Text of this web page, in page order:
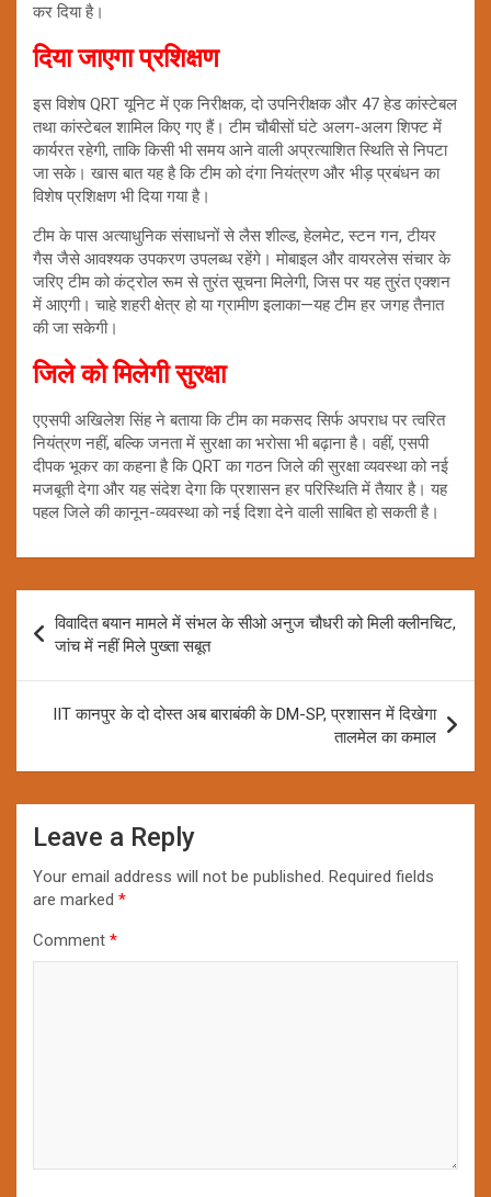
कर दिया है।
दिया जाएगा प्रशिक्षण
इस विशेष QRT यूनिट में एक निरीक्षक, दो उपनिरीक्षक और 47 हेड कांस्टेबल
तथा कांस्टेबल शामिल किए गए हैं। टीम चौबीसों घंटे अलग-अलग शिफ्ट में
कार्यरत रहेगी, ताकि किसी भी समय आने वाली अप्रत्याशित स्थिति से निपटा
जा सके। खास बात यह है कि टीम को दंगा नियंत्रण और भीड़ प्रबंधन का
विशेष प्रशिक्षण भी दिया गया है।
टीम के पास अत्याधुनिक संसाधनों से लैस शील्ड, हेलमेट, स्टन गन, टीयर
गैस जैसे आवश्यक उपकरण उपलब्ध रहेंगे। मोबाइल और वायरलेस संचार के
जरिए टीम को कंट्रोल रूम से तुरंत सूचना मिलेगी, जिस पर यह तुरंत एक्शन
में आएगी। चाहे शहरी क्षेत्र हो या ग्रामीण इलाका—यह टीम हर जगह तैनात
की जा सकेगी।
जिले को मिलेगी सुरक्षा
एएसपी अखिलेश सिंह ने बताया कि टीम का मकसद सिर्फ अपराध पर त्वरित
नियंत्रण नहीं, बल्कि जनता में सुरक्षा का भरोसा भी बढ़ाना है। वहीं, एसपी
दीपक भूकर का कहना है कि QRT का गठन जिले की सुरक्षा व्यवस्था को नई
मजबूती देगा और यह संदेश देगा कि प्रशासन हर परिस्थिति में तैयार है। यह
पहल जिले की कानून-व्यवस्था को नई दिशा देने वाली साबित हो सकती है।
navigation
विवादित बयान मामले में संभल के सीओ अनुज चौधरी को मिली क्लीनचिट,
जांच में नहीं मिले पुख्ता सबूत
IIT कानपुर के दो दोस्त अब बाराबंकी के DM-SP, प्रशासन में दिखेगा
तालमेल का कमाल
Leave a Reply
Your email address will not be published. Required fields
are marked *
Comment *